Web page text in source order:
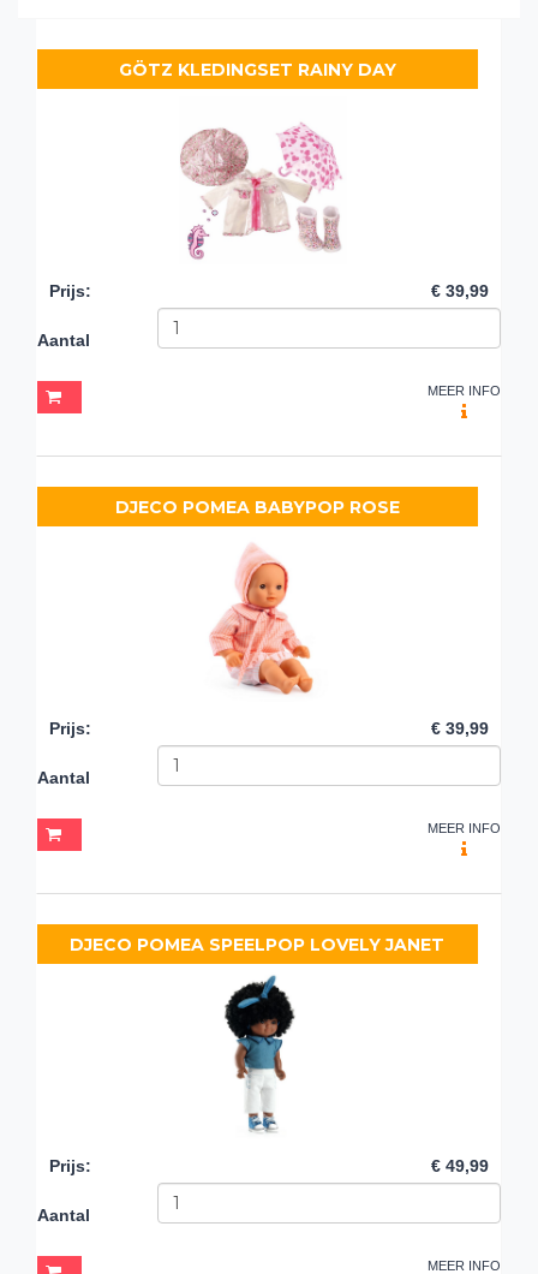
GÖTZ KLEDINGSET RAINY DAY
Prijs: € 39,99
Aantal
MEER INFO
DJECO POMEA BABYPOP ROSE
Prijs: € 39,99
Aantal
MEER INFO
DJECO POMEA SPEELPOP LOVELY JANET
Prijs: € 49,99
Aantal
MEER INFO